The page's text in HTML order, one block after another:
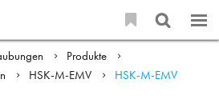
Produkte
HSK-M-EMV HSK-M-EMV